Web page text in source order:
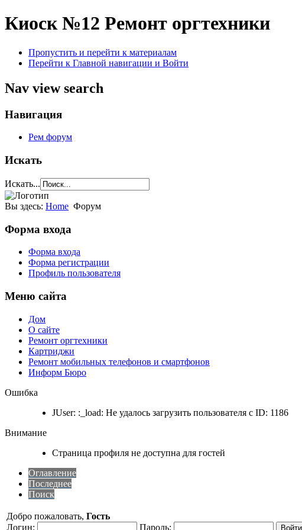
Киоск №12 Ремонт оргтехники
Пропустить и перейти к материалам
Перейти к Главной навигации и Войти
Nav view search
Навигация
Рем форум
Искать
Искать...
Вы здесь: Home Форум
Форма входа
Форма входа
Форма регистрации
Профиль пользователя
Меню сайта
Дом
О сайте
Ремонт оргтехники
Картриджи
Ремонт мобильных телефонов и смартфонов
Информ Бюро
Ошибка
JUser: :_load: Не удалось загрузить пользователя с ID: 1186
Внимание
Страница профиля не доступна для гостей
Оглавление
Последнее
Поиск
Добро пожаловать, Гость
Логин:
Пароль: